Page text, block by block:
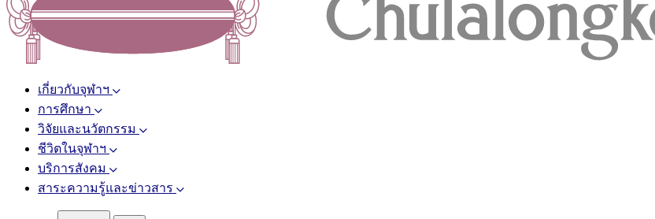
เกี่ยวกับจุฬาฯ
การศึกษา
วิจัยและนวัตกรรม
ชีวิตในจุฬาฯ
บริการสังคม
สาระความรู้และข่าวสาร